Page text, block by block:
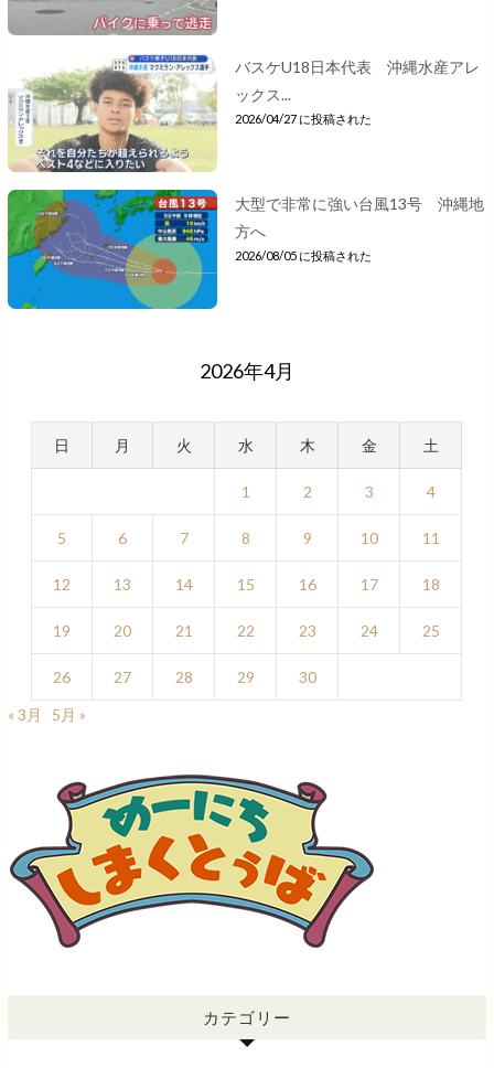
バスケU18日本代表 沖縄水産アレ
ックス...
2026/04/27 に投稿された
大型で非常に強い台風13号 沖縄地
方へ
2026/08/05 に投稿された
2026年4月
日 月 火 水 木 金 土
1 2 3 4
5 6 7 8 9 10 11
12 13 14 15 16 17 18
19 20 21 22 23 24 25
26 27 28 29
30
« 3月
5月 »
カテゴリー